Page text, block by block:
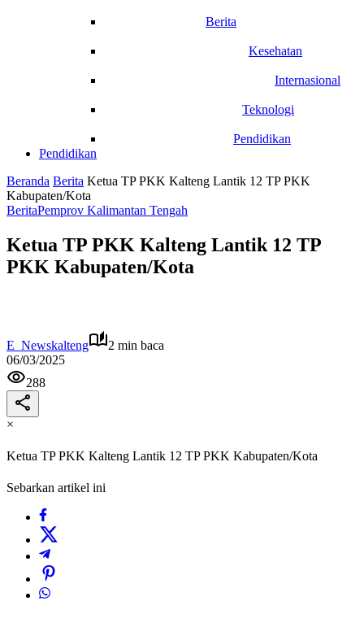
Berita
Kesehatan
Internasional
Teknologi
Pendidikan
Pendidikan
Beranda Berita Ketua TP PKK Kalteng Lantik 12 TP PKK
Kabupaten/Kota
BeritaPemprov Kalimantan Tengah
Ketua TP PKK Kalteng Lantik 12 TP
PKK Kabupaten/Kota
E_Newskalteng
2 min baca
06/03/2025
288
×
Ketua TP PKK Kalteng Lantik 12 TP PKK Kabupaten/Kota
Sebarkan artikel ini